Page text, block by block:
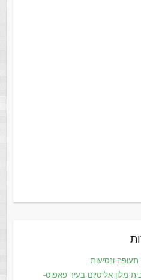
ונסיעות
מלון אליסיום בעיר פאפוס-